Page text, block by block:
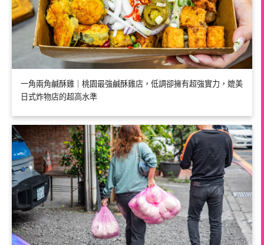
一角兩角鹹酥雞｜桃園最強鹹酥雞店，低調卻擁有超強實力，媲美
日式炸物店的超高水準